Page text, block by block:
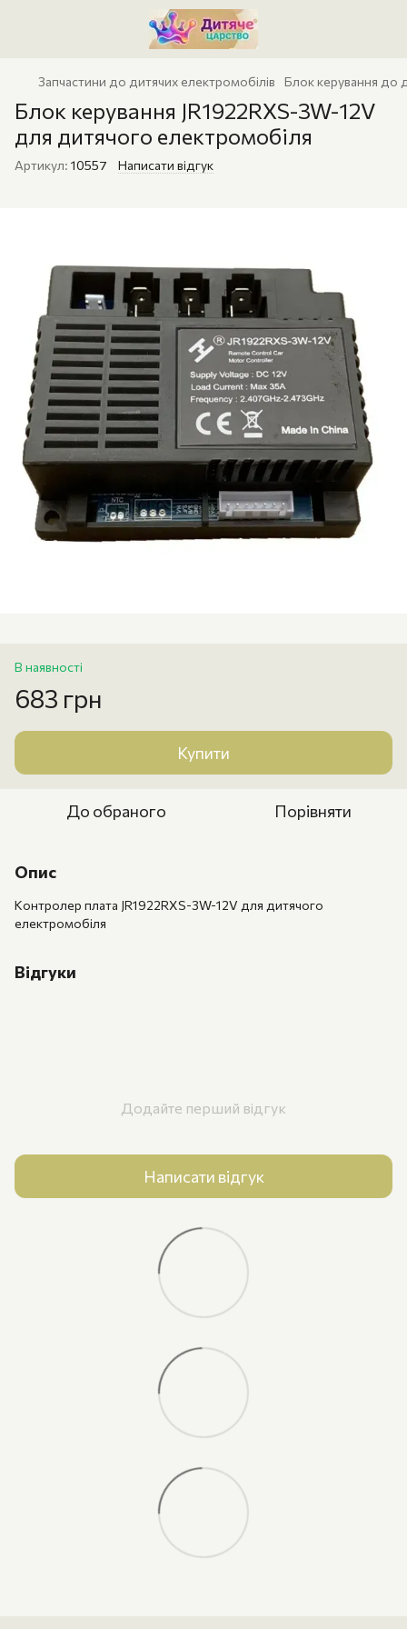
Запчастини до дитячих електромобілів Блок керування до
Блок керування JR1922RXS-3W-12V
для дитячого електромобіля
Артикул: 10557 Написати відгук
В наявності
683 грн
Купити
До обраного Порівняти
Опис
Контролер плата JR1922RXS-3W-12V для дитячого
електромобіля
Відгуки
Додайте перший відгук
Написати відгук